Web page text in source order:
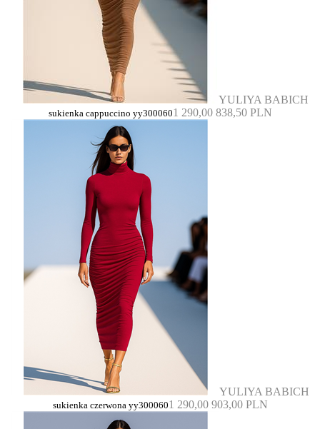
YULIYA BABICH
sukienka cappuccino yy3000601 290,00 838,50 PLN
YULIYA BABICH
sukienka czerwona yy3000601 290,00 903,00 PLN